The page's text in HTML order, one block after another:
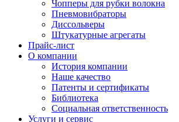
Чопперы для рубки волокна
Пневмовибраторы
Диссольверы
Штукатурные агрегаты
Прайс-лист
О компании
История компании
Наше качество
Патенты и сертификаты
Библиотека
Социальная ответственность
Услуги и сервис